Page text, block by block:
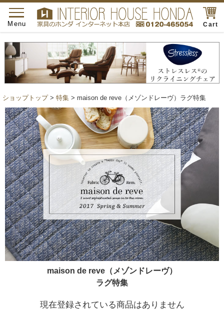
Cart
toggle
navigation
Menu
ショップトップ> 特集 > maison de reve（メゾンドレーヴ）ラグ特集
maison de reve（メゾンドレーヴ）
ラグ特集
現在登録されている商品はありません